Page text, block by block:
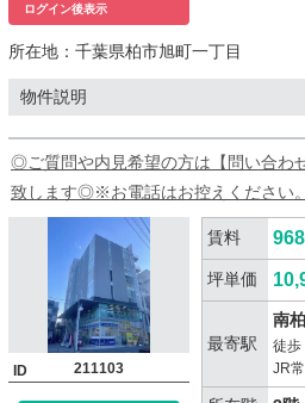
ログイン後表示
所在地： 千葉県柏市旭町一丁目
物件説明
◎ご質問や内見希望の方は【問い合わ
致します◎※お電話はお控えください。
ID 211103
賃料
坪単価
最寄駅
南
徒歩
JR